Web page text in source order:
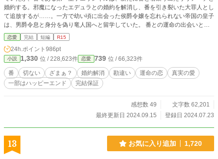
婚約する。邪魔になったエデュラとの婚約を解消し、番を引き裂いた大罪人とし
て追放するが……。一方で幼い頃に出会った侯爵令嬢を忘れられない帝国の皇子
は、男爵令息と身分を偽り竜人国へと留学していた。 番との運命の出会いと別
離の物語。番でない人々の貫く愛。 ※自己設定満載ですので気を付けてくださ
い。 ※性描写はないですが、一線を越える個所もあります ※多少の残酷表現あ
ります。 以上２点からセルフレイティング
恋愛 完結 短編 R15
24h.ポイント 986pt
小説 1,330 位 / 228,623件 恋愛 739 位 / 66,323件
番 切ない ざまぁ？ 婚約解消 勘違い 運命の恋
真実の愛
一部はハッピーエンド
完結保証
感想数 49
文字数 62,201
最終更新日 2024.09.15
登録日 2024.07.23
13 お気に入り追加 1,720